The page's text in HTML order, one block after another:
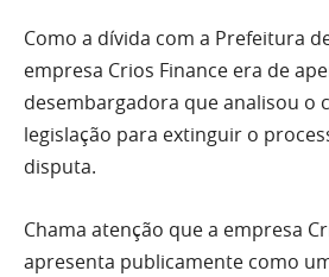
Como a dívida com a Prefeitura
empresa Crios Finance era de
desembargadora que analisou o
legislação para extinguir o
disputa.
Chama atenção que a empresa
apresenta publicamente como